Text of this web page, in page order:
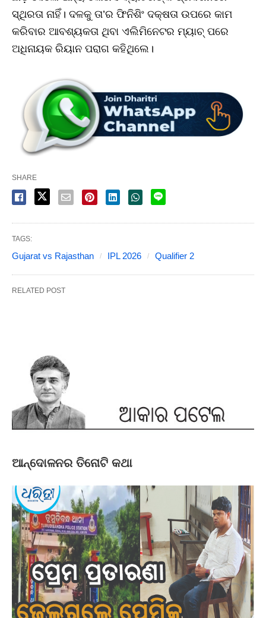
ସ୍ଥିରତା ନାହିଁ। ଦଳକୁ ତା’ର ଫିନିଶିଂ ଦକ୍ଷତା ଉପରେ କାମ
କରିବାର ଆବଶ୍ୟକତା ଥିବା ଏଲିମିନେଟର ମ୍ୟାଚ୍‌ ପରେ
ଅଧିନାୟକ ରିୟାନ ପରାଗ କହିଥିଲେ।
SHARE
TAGS:
Gujarat vs Rajasthan IPL 2026 Qualifier 2
RELATED POST
ଆନ୍ଦୋଳନର ତିନୋଟି କଥା